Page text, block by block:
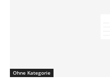
Ohne Kategorie